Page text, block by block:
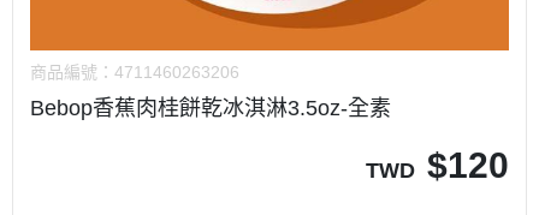
商品編號： 4711460263206
Bebop香蕉肉桂餅乾冰淇淋3.5oz-全素
TWD $120